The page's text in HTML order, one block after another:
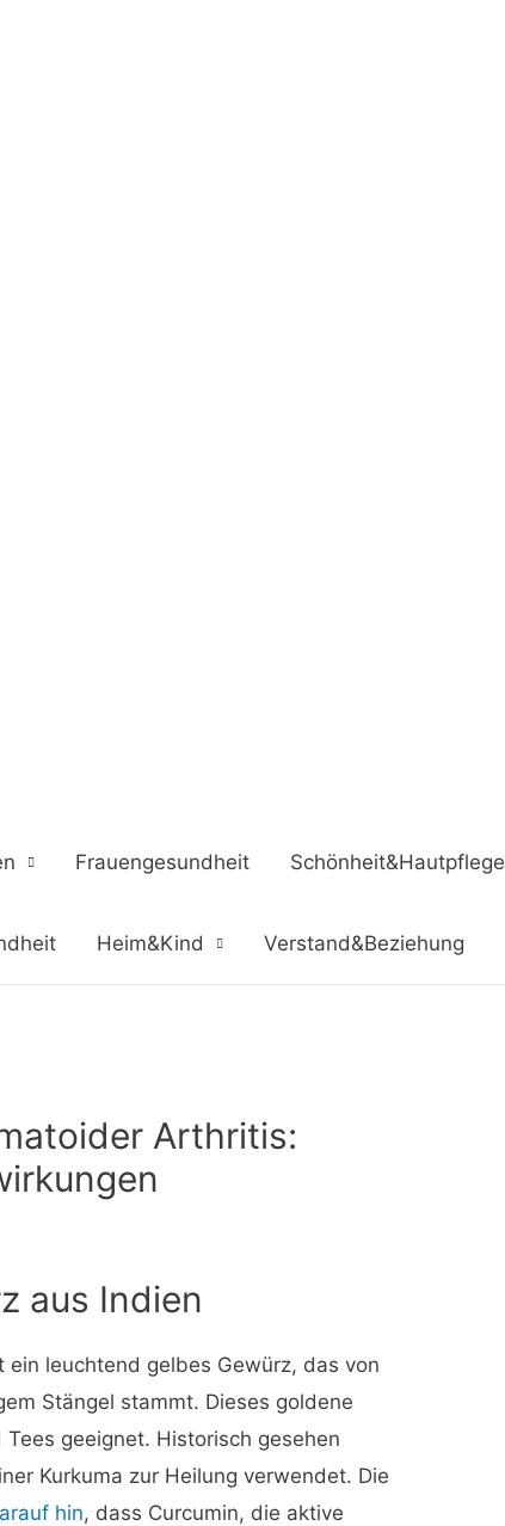
Frauengesundheit Schönheit&Hautpflege
Heim&Kind Verstand&Beziehung
Arthritis:
aus Indien
ein leuchtend gelbes Gewürz, das von
Stängel stammt. Dieses goldene
geeignet. Historisch gesehen
Kurkuma zur Heilung verwendet. Die
hin, dass Curcumin, die aktive